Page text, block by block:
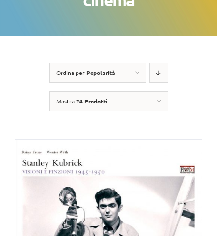
Ordina per Popolarità
Mostra24 Prodotti